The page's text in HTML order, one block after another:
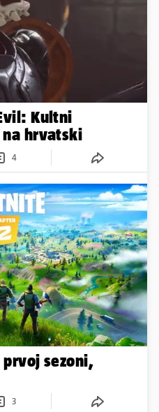
Kultni
hrvatski
4
sezoni,
3